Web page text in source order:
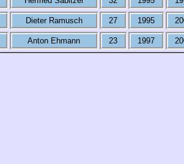
Dieter Ramusch 27 1995
Anton Ehmann 23 1997